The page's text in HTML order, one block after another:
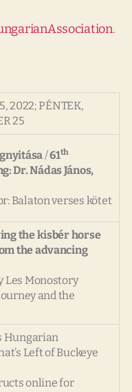
.
2022; PÉNTEK,
25
/61th
Dr. Nádas János,
Balaton verses kötet
the kisbér horse
the advancing
Les Monostory
and the
Hungarian
Left of Buckeye
online for